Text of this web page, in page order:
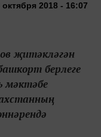
октября 2018 - 16:07
җитәкләгән
берлеге
мәктәбе